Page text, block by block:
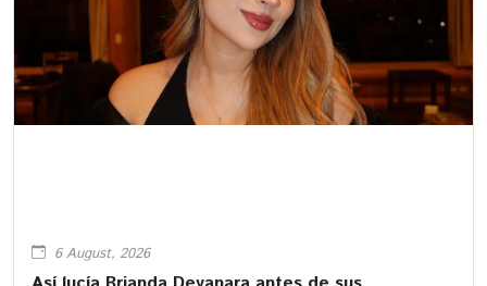
6 August, 2026